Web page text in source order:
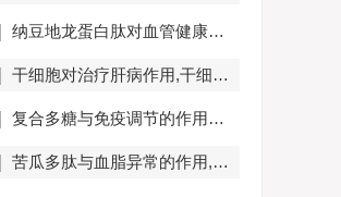
纳豆地龙蛋白肽对血管健康的好处,纳豆地龙蛋白肽对预防心脑血管疾病有帮助吗？
干细胞对治疗肝病作用,干细胞对肝硬化有作用吗?
复合多糖与免疫调节的作用原理及优势分析
苦瓜多肽与血脂异常的作用,苦瓜多肽调节脂代谢效果好吗？